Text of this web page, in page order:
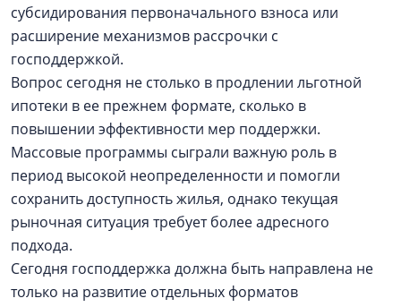
субсидирования первоначального взноса или
расширение механизмов рассрочки с
господдержкой.
Вопрос сегодня не столько в продлении льготной
ипотеки в ее прежнем формате, сколько в
повышении эффективности мер поддержки.
Массовые программы сыграли важную роль в
период высокой неопределенности и помогли
сохранить доступность жилья, однако текущая
рыночная ситуация требует более адресного
подхода.
Сегодня господдержка должна быть направлена не
только на развитие отдельных форматов